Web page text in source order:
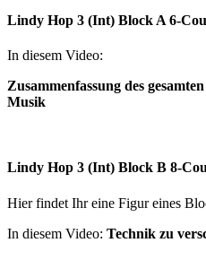
Lindy Hop 3 (Int) Block A 6-
In diesem Video:
Zusammenfassung des
Musik
Lindy Hop 3 (Int) Block B 8-
Hier findet Ihr eine Figur eines
In diesem Video: Technik zu